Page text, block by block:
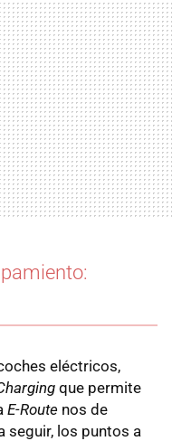
eléctricos,
que permite
E-Route nos de
seguir, los puntos a